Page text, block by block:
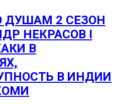
ДУШАМ 2 СЕЗОН
НЕКРАСОВ I
В
В ИНДИИ